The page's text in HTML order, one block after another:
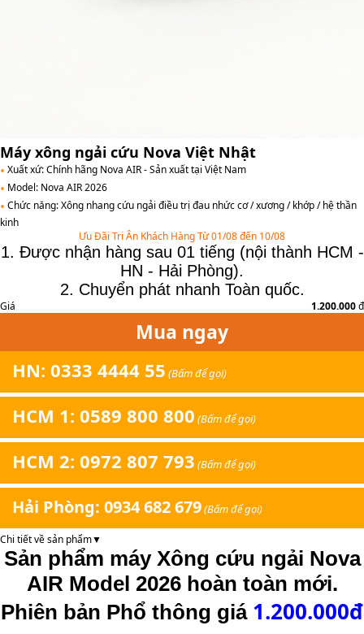
Máy xông ngải cứu Nova Việt Nhật
• Xuất xứ: Chính hãng Nova AIR - Sản xuất tại Việt Nam
• Model: Nova AIR 2026
• Chức năng: Xông nhang cứu ngải điều trị đau nhức cơ / xương / khớp / hệ thần
kinh
Ưu Đãi Tri Ân Khách Hàng Từ 01/08 đến 10/08
1. Được nhận hàng sau 01 tiếng (nội thành HCM -
HN - Hải Phòng).
2. Chuyển phát nhanh Toàn quốc.
Giá 1.200.000đ
Mua ngay
HN: 0333 4444 55 (Bấm để gọi)
HCM 1: 0589 800 800 (Bấm để gọi)
HCM 2: 0972 807 793 (Bấm để gọi)
Hải Phòng: 0934 682 679(Bấm để gọi)
Chi tiết về sản phẩm▼
Sản phẩm máy Xông cứu ngải Nova
AIR Model 2026 hoàn toàn mới.
Phiên bản Phổ thông giá 1.200.000đ